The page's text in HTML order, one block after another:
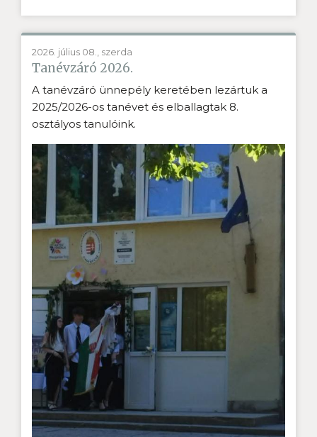
2026. július 08., szerda
Tanévzáró 2026.
A tanévzáró ünnepély keretében lezártuk a
2025/2026-os tanévet és elballagtak 8.
osztályos tanulóink.